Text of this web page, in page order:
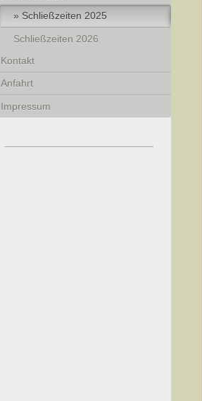
Schließzeiten 2025
Schließzeiten 2026
Kontakt
Anfahrt
Impressum